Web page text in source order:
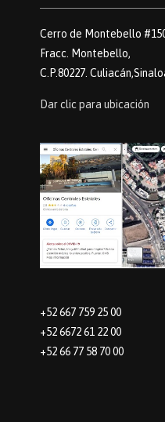
Cerro de Montebello
Fracc. Montebello,
C.P.80227.
Dar clic para ubicación
+52 667 759 25 00
+52 6672 61 22 00
+52 66 77 58 70 00